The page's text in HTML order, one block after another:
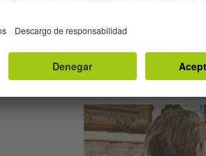
de